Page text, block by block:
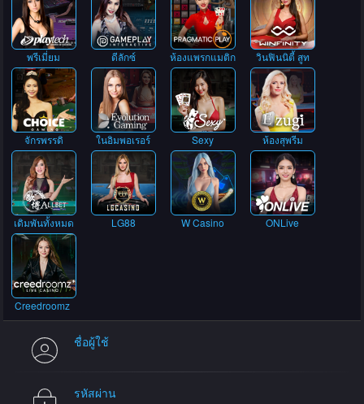
พรีเมี่ยม ดีลักซ์ ห้องแพรกแมติก วินฟินนิตี้ สูท
จักรพรรดิ ในอิมพอเรอร์ Sexy ห้องสุพรีม
เดิมพันทั้งหมด LG88 W Casino ONLive
Creedroomz
ชื่อผู้ใช้
รหัสผ่าน